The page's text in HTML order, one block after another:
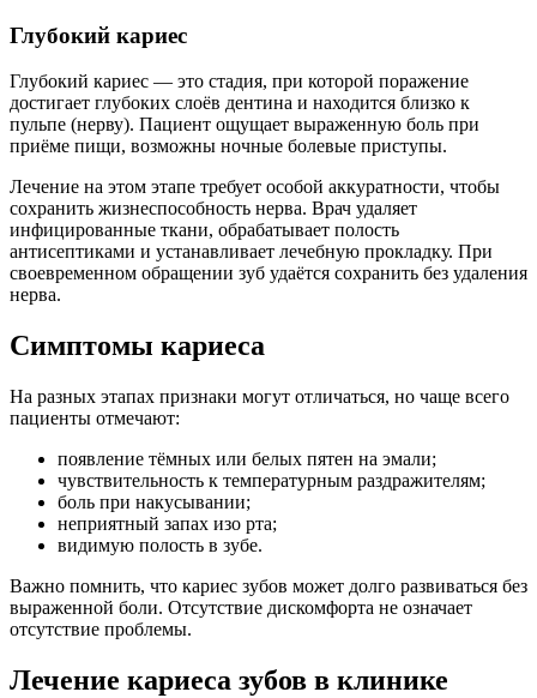
Глубокий кариес
Глубокий кариес — это стадия, при которой поражение
достигает глубоких слоёв дентина и находится близко к
пульпе (нерву). Пациент ощущает выраженную боль при
приёме пищи, возможны ночные болевые приступы.
Лечение на этом этапе требует особой аккуратности, чтобы
сохранить жизнеспособность нерва. Врач удаляет
инфицированные ткани, обрабатывает полость
антисептиками и устанавливает лечебную прокладку. При
своевременном обращении зуб удаётся сохранить без удаления
нерва.
Симптомы кариеса
На разных этапах признаки могут отличаться, но чаще всего
пациенты отмечают:
появление тёмных или белых пятен на эмали;
чувствительность к температурным раздражителям;
боль при накусывании;
неприятный запах изо рта;
видимую полость в зубе.
Важно помнить, что кариес зубов может долго развиваться без
выраженной боли. Отсутствие дискомфорта не означает
отсутствие проблемы.
Лечение кариеса зубов в клинике